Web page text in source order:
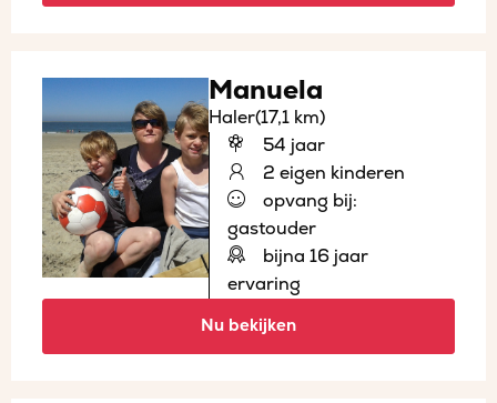
Manuela
Haler(17,1 km)
54 jaar
2 eigen kinderen
opvang bij:
gastouder
bijna 16 jaar
ervaring
Nu bekijken